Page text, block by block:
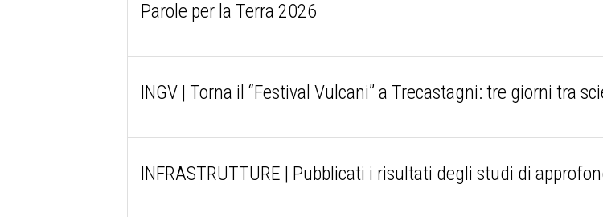
Parole per la Terra 2026
INGV | Torna il “Festival Vulcani” a Trecastagni: tre giorni tra
INFRASTRUTTURE | Pubblicati i risultati degli studi di